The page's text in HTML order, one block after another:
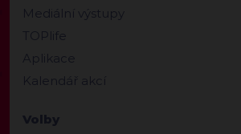
Mediální výstupy
TOPlife
Aplikace
Kalendář akcí
Volby